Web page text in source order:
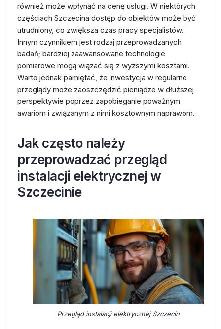
również może wpłynąć na cenę usługi. W niektórych
częściach Szczecina dostęp do obiektów może być
utrudniony, co zwiększa czas pracy specjalistów.
Innym czynnikiem jest rodzaj przeprowadzanych
badań; bardziej zaawansowane technologie
pomiarowe mogą wiązać się z wyższymi kosztami.
Warto jednak pamiętać, że inwestycja w regularne
przeglądy może zaoszczędzić pieniądze w dłuższej
perspektywie poprzez zapobieganie poważnym
awariom i związanym z nimi kosztownym naprawom.
Jak często należy
przeprowadzać przegląd
instalacji elektrycznej w
Szczecinie
Przegląd instalacji elektrycznejSzczecin